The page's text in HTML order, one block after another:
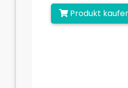
Produkt